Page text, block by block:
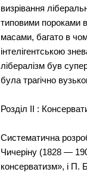
визрівання
типовими пороками
масами, багато в
інтелігентською
лібералізм був
була трагічно
Розділ ІІ :
Систематична
Чичеріну (1828 —
консерватизм», і П.